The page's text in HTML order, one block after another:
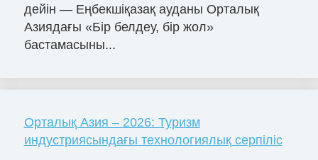
дейін — Еңбекшіқазақ ауданы Орталық
Азиядағы «Бір белдеу, бір жол»
бастамасыны...
Орталық Азия – 2026: Туризм
индустриясындағы технологиялық серпіліс